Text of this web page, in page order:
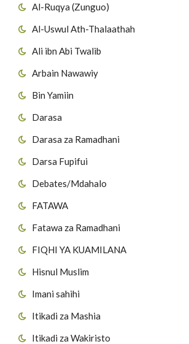
Al-Ruqya (Zunguo)
Al-Uswul Ath-Thalaathah
Ali ibn Abi Twalib
Arbain Nawawiy
Bin Yamiin
Darasa
Darasa za Ramadhani
Darsa Fupifui
Debates/Mdahalo
FATAWA
Fatawa za Ramadhani
FIQHI YA KUAMILANA
Hisnul Muslim
Imani sahihi
Itikadi za Mashia
Itikadi za Wakiristo